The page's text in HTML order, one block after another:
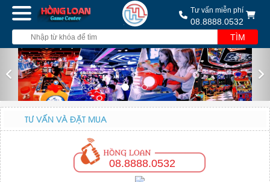
Tư vấn miễn phí
08.8888.0532
TÌM
Previous
TƯ VẤN VÀ ĐẶT MUA
08.8888.0532